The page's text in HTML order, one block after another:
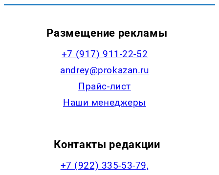
Размещение рекламы
+7 (917) 911-22-52
andrey@prokazan.ru
Прайс-лист
Наши менеджеры
Контакты редакции
+7 (922) 335-53-79,